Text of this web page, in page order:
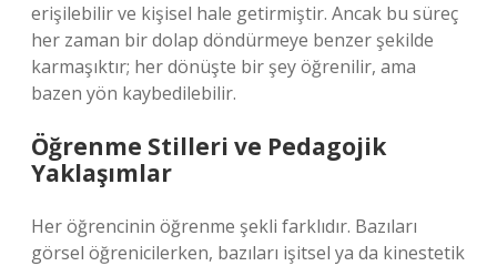
erişilebilir ve kişisel hale getirmiştir. Ancak bu süreç
her zaman bir dolap döndürmeye benzer şekilde
karmaşıktır; her dönüşte bir şey öğrenilir, ama
bazen yön kaybedilebilir.
Öğrenme Stilleri ve Pedagojik
Yaklaşımlar
Her öğrencinin öğrenme şekli farklıdır. Bazıları
görsel öğrenicilerken, bazıları işitsel ya da kinestetik